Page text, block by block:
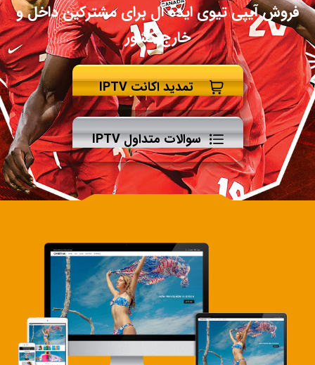
فروش آیپی تیوی ایده آل برای مشترکین داخل و
خارج کشور
تمدید اکانت IPTV
سوالات متداول IPTV